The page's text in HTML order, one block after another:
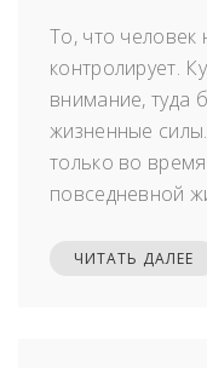
То, что человек
контролирует.
внимание, туда
жизненные
только во
повседневной
ЧИТАТЬ ДАЛЕЕ